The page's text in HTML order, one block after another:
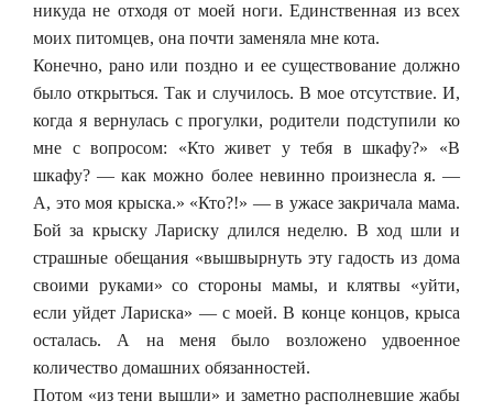
никуда не отходя от моей ноги. Единственная из всех
моих питомцев, она почти заменяла мне кота.
Конечно, рано или поздно и ее существование должно
было открыться. Так и случилось. В мое отсутствие. И,
когда я вернулась с прогулки, родители подступили ко
мне с вопросом: «Кто живет у тебя в шкафу?» «В
шкафу? — как можно более невинно произнесла я. —
А, это моя крыска.» «Кто?!» — в ужасе закричала мама.
Бой за крыску Лариску длился неделю. В ход шли и
страшные обещания «вышвырнуть эту гадость из дома
своими руками» со стороны мамы, и клятвы «уйти,
если уйдет Лариска» — с моей. В конце концов, крыса
осталась. А на меня было возложено удвоенное
количество домашних обязанностей.
Потом «из тени вышли» и заметно располневшие жабы